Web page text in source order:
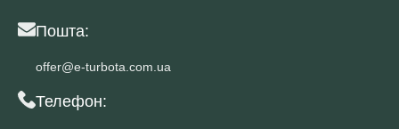
Пошта:
offer@e-turbota.com.ua
Телефон: